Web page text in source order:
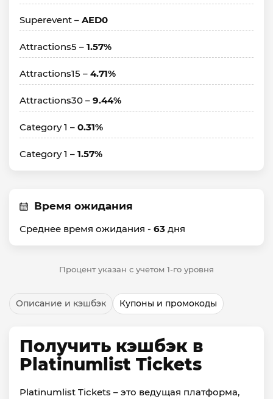
Superevent – AED0
Attractions5 – 1.57%
Attractions15 – 4.71%
Attractions30 – 9.44%
Category 1 – 0.31%
Category 1 – 1.57%
Время ожидания
Среднее время ожидания - 63 дня
Процент указан с учетом 1-го уровня
Описание и кэшбэк Купоны и промокоды
Получить кэшбэк в
Platinumlist Tickets
Platinumlist Tickets – это ведущая платформа,